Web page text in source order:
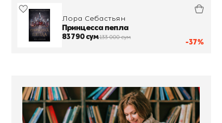
-37%
Лора Себастьян
Принцесса пепла
83 790 сум133 000 сум